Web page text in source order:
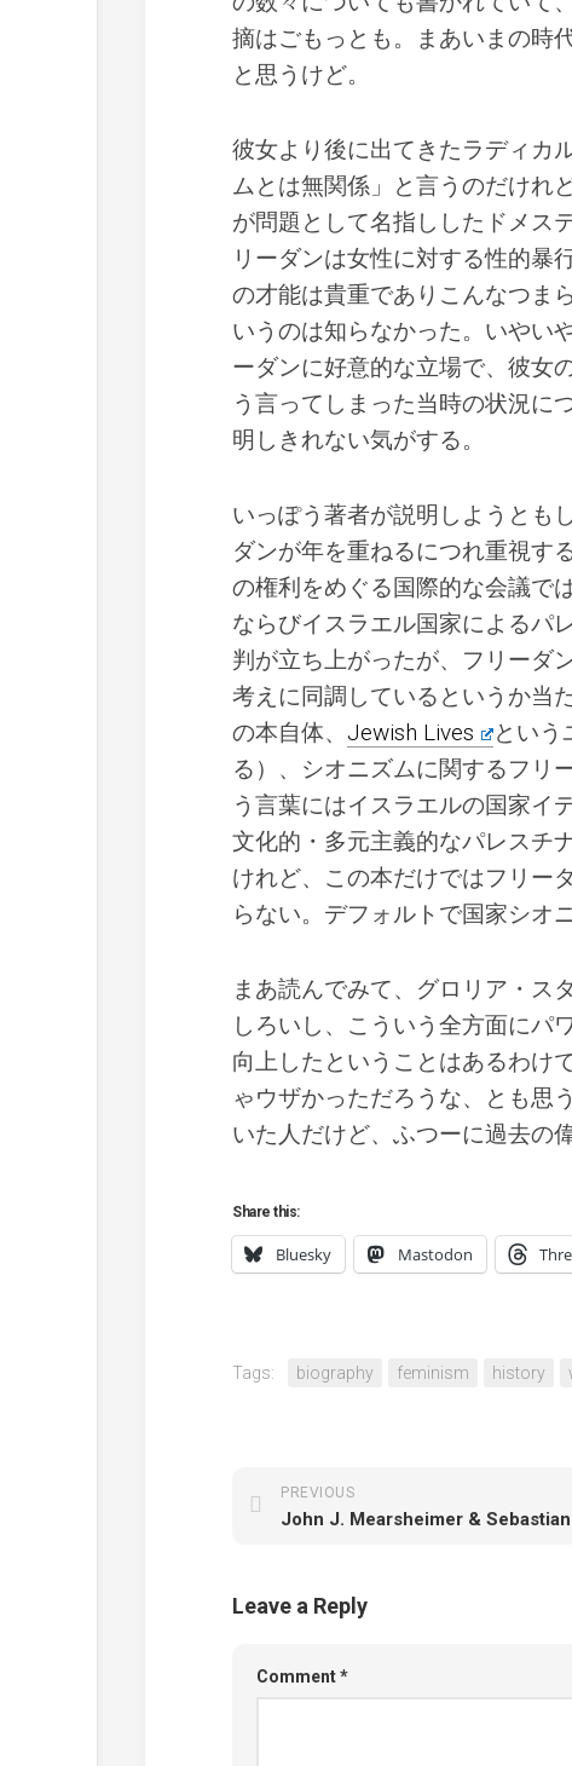
摘はごもっとも。まあいまの時
と思うけど。
彼女より後に出てきたラディカ
ムとは無関係」と言うのだけれ
が問題として名指ししたドメス
リーダンは女性に対する性的暴
の才能は貴重でありこんなつま
いうのは知らなかった。いやい
ーダンに好意的な立場で、彼女
う言ってしまった当時の状況に
明しきれない気がする。
いっぽう著者が説明しようとも
ダンが年を重ねるにつれ重視す
の権利をめぐる国際的な会議で
ならびイスラエル国家によるパ
判が立ち上がったが、フリーダ
考えに同調しているというか当
の本自体、 Jewish Lives
という
る）、シオニズムに関するフリ
う言葉にはイスラエルの国家イ
文化的・多元主義的なパレスチ
けれど、この本だけではフリー
らない。デフォルトで国家シオ
まあ読んでみて、グロリア・ス
しろいし、こういう全方面にパ
向上したということはあるわけ
ゃウザかっただろうな、とも思
いた人だけど、ふつーに過去の
Share this:
Bluesky Mastodon
Tags: biography feminism history
PREVIOUS
Leave a Reply
Comment*